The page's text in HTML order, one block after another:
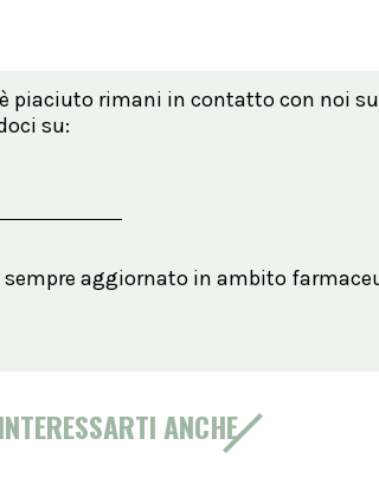
piaciuto rimani in contatto con noi
su:
sempre aggiornato in ambito
ANCHE